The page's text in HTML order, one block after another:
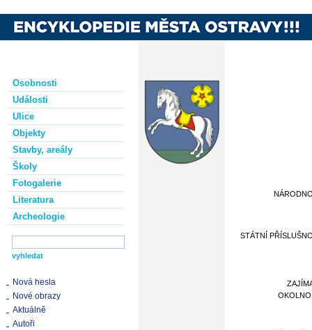
Osobnosti
Události
Ulice
Objekty
Stavby, areály
Školy
Fotogalerie
Literatura
Archeologie
Nová hesla
Nové obrazy
Aktuálně
Autoři
STÁTNÍ